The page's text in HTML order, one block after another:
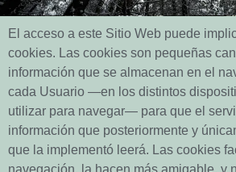
El acceso a este Sitio Web puede
cookies. Las cookies son pequeñas
información que se almacenan en el
cada Usuario —en los distintos
utilizar para navegar— para que el
información que posteriormente y
que la implementó leerá. Las cookies
navegación, la hacen más amigable, y